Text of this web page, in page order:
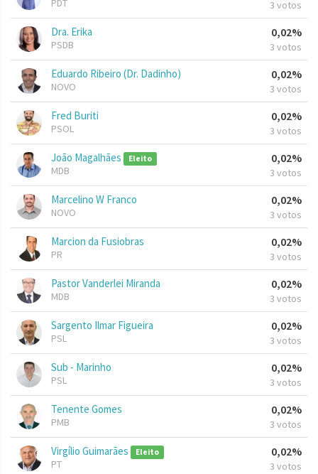
PDT 3 votos
Dra. Erika
PSDB
0,02%
3 votos
Eduardo Ribeiro (Dr. Dadinho)
NOVO
0,02%
3 votos
Fred Buriti
PSOL
0,02%
3 votos
João Magalhães Eleito
MDB
0,02%
3 votos
Marcelino W Franco
NOVO
0,02%
3 votos
Marcion da Fusiobras
PR
0,02%
3 votos
Pastor Vanderlei Miranda
MDB
0,02%
3 votos
Sargento Ilmar Figueira
PSL
0,02%
3 votos
Sub - Marinho
PSL
0,02%
3 votos
Tenente Gomes
PMB
0,02%
3 votos
Virgílio Guimarães Eleito
PT
0,02%
3 votos